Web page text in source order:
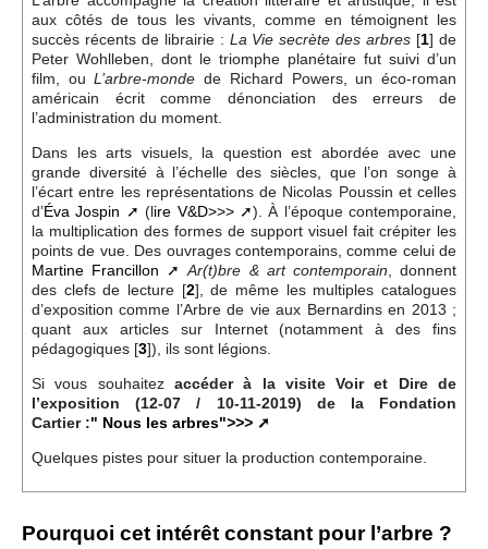
aux côtés de tous les vivants, comme en témoignent les
succès récents de librairie : La Vie secrète des arbres [1] de
Peter Wohlleben, dont le triomphe planétaire fut suivi d’un
film, ouL’arbre-mondede Richard Powers, un éco-roman
américain écrit comme dénonciation des erreurs de
l’administration du moment.
Dans les arts visuels, la question est abordée avec une
grande diversité à l’échelle des siècles, que l’on songe à
l’écart entre les représentations de Nicolas Poussin et celles
d’Éva Jospin (lire V&D>>>
). À l’époque contemporaine,
la multiplication des formes de support visuel fait crépiter les
points de vue. Des ouvrages contemporains, comme celui de
Martine Francillon
Ar(t)bre & art contemporain, donnent
des clefs de lecture [2], de même les multiples catalogues
d’exposition comme l’Arbre de vie aux Bernardins en 2013 ;
quant aux articles sur Internet (notamment à des fins
pédagogiques [3]), ils sont légions.
Si vous souhaitez accéder à la visite Voir et Dire de
l’exposition (12-07 / 10-11-2019) de la Fondation
Cartier :" Nous les arbres">>>
Quelques pistes pour situer la production contemporaine.
Pourquoi cet intérêt constant pour l’arbre ?